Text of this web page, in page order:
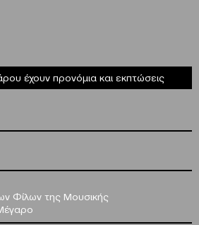
έχουν προνόμια και εκπτώσεις
Φίλων της Μουσικής